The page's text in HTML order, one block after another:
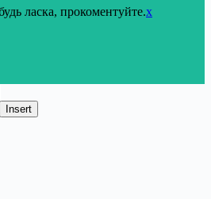
ласка, прокоментуйте.x
Insert